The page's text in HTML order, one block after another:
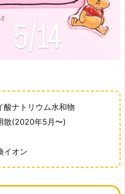
酸ナトリウム水和物
散(2020年5月〜)
イオン